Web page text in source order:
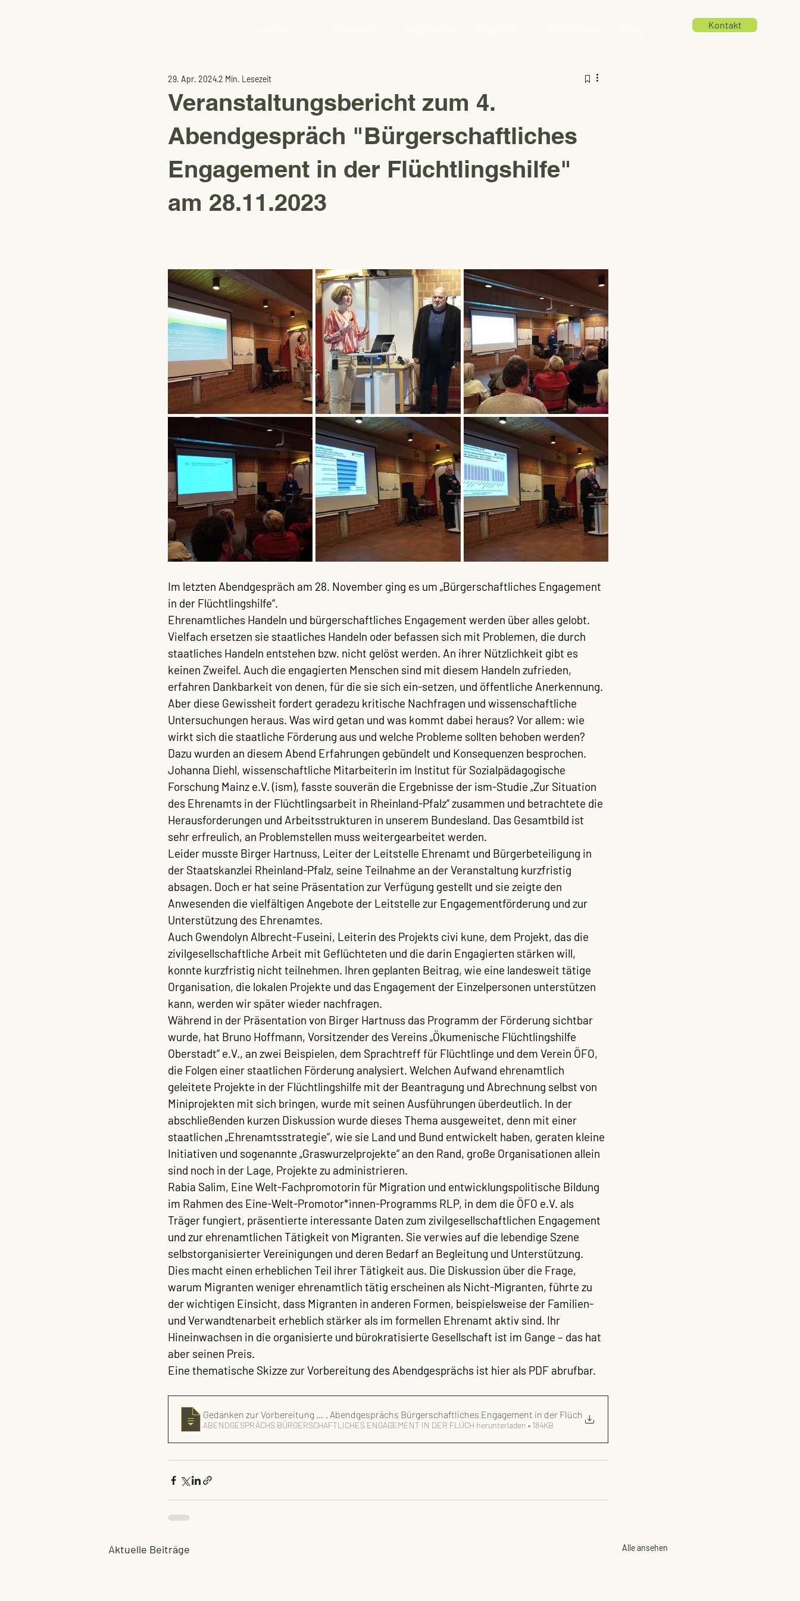
Kontakt
Veranstaltungsbericht zum 4.
Abendgespräch "Bürgerschaftliches
Engagement in der Flüchtlingshilfe"
am 28.11.2023
29. Apr. 20242 Min. Lesezeit
Im letzten Abendgespräch am 28. November ging es um „Bürgerschaftliches Engagement
in der Flüchtlingshilfe“.
Ehrenamtliches Handeln und bürgerschaftliches Engagement werden über alles gelobt.
Vielfach ersetzen sie staatliches Handeln oder befassen sich mit Problemen, die durch
staatliches Handeln entstehen bzw. nicht gelöst werden. An ihrer Nützlichkeit gibt es
keinen Zweifel. Auch die engagierten Menschen sind mit diesem Handeln zufrieden,
erfahren Dankbarkeit von denen, für die sie sich ein-setzen, und öffentliche Anerkennung.
Aber diese Gewissheit fordert geradezu kritische Nachfragen und wissenschaftliche
Untersuchungen heraus. Was wird getan und was kommt dabei heraus? Vor allem: wie
wirkt sich die staatliche Förderung aus und welche Probleme sollten behoben werden?
Dazu wurden an diesem Abend Erfahrungen gebündelt und Konsequenzen besprochen.
Johanna Diehl, wissenschaftliche Mitarbeiterin im Institut für Sozialpädagogische
Forschung Mainz e.V. (ism), fasste souverän die Ergebnisse der ism-Studie „Zur Situation
des Ehrenamts in der Flüchtlingsarbeit in Rheinland-Pfalz“ zusammen und betrachtete die
Herausforderungen und Arbeitsstrukturen in unserem Bundesland. Das Gesamtbild ist
sehr erfreulich, an Problemstellen muss weitergearbeitet werden.
Leider musste Birger Hartnuss, Leiter der Leitstelle Ehrenamt und Bürgerbeteiligung in
der Staatskanzlei Rheinland-Pfalz, seine Teilnahme an der Veranstaltung kurzfristig
absagen. Doch er hat seine Präsentation zur Verfügung gestellt und sie zeigte den
Anwesenden die vielfältigen Angebote der Leitstelle zur Engagementförderung und zur
Unterstützung des Ehrenamtes.
Auch Gwendolyn Albrecht-Fuseini, Leiterin des Projekts civi kune, dem Projekt, das die
zivilgesellschaftliche Arbeit mit Geflüchteten und die darin Engagierten stärken will,
konnte kurzfristig nicht teilnehmen. Ihren geplanten Beitrag, wie eine landesweit tätige
Organisation, die lokalen Projekte und das Engagement der Einzelpersonen unterstützen
kann, werden wir später wieder nachfragen.
Während in der Präsentation von Birger Hartnuss das Programm der Förderung sichtbar
wurde, hat Bruno Hoffmann, Vorsitzender des Vereins „Ökumenische Flüchtlingshilfe
Oberstadt“ e.V., an zwei Beispielen, dem Sprachtreff für Flüchtlinge und dem Verein ÖFO,
die Folgen einer staatlichen Förderung analysiert. Welchen Aufwand ehrenamtlich
geleitete Projekte in der Flüchtlingshilfe mit der Beantragung und Abrechnung selbst von
Miniprojekten mit sich bringen, wurde mit seinen Ausführungen überdeutlich. In der
abschließenden kurzen Diskussion wurde dieses Thema ausgeweitet, denn mit einer
staatlichen „Ehrenamtsstrategie“, wie sie Land und Bund entwickelt haben, geraten kleine
Initiativen und sogenannte „Graswurzelprojekte“ an den Rand, große Organisationen allein
sind noch in der Lage, Projekte zu administrieren.
Rabia Salim, Eine Welt-Fachpromotorin für Migration und entwicklungspolitische Bildung
im Rahmen des Eine-Welt-Promotor*innen-Programms RLP, in dem die ÖFO e.V. als
Träger fungiert, präsentierte interessante Daten zum zivilgesellschaftlichen Engagement
und zur ehrenamtlichen Tätigkeit von Migranten. Sie verwies auf die lebendige Szene
selbstorganisierter Vereinigungen und deren Bedarf an Begleitung und Unterstützung.
Dies macht einen erheblichen Teil ihrer Tätigkeit aus. Die Diskussion über die Frage,
warum Migranten weniger ehrenamtlich tätig erscheinen als Nicht-Migranten, führte zu
der wichtigen Einsicht, dass Migranten in anderen Formen, beispielsweise der Familien-
und Verwandtenarbeit erheblich stärker als im formellen Ehrenamt aktiv sind. Ihr
Hineinwachsen in die organisierte und bürokratisierte Gesellschaft ist im Gange – das hat
aber seinen Preis.
Eine thematische Skizze zur Vorbereitung des Abendgesprächs ist hier als PDF abrufbar.
Gedanken zur Vorbereitung des 4. Abendgesprächs Bürgerschaftliches Engagement in der Flüch
ABENDGESPRÄCHS BÜRGERSCHAFTLICHES ENGAGEMENT IN DER FLÜCH herunterladen • 184KB
Aktuelle Beiträge Alle ansehen